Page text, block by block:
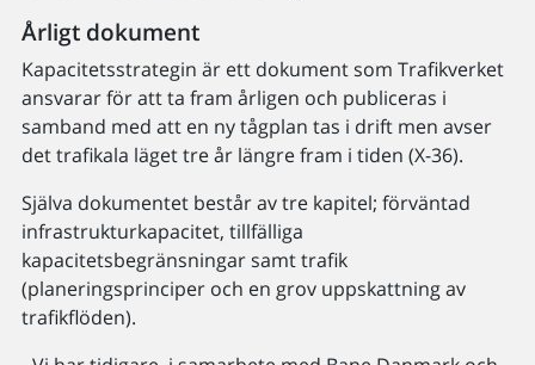
Årligt dokument
Kapacitetsstrategin är ett dokument som Trafikverket
ansvarar för att ta fram årligen och publiceras i
samband med att en ny tågplan tas i drift men avser
det trafikala läget tre år längre fram i tiden (X-36).
Själva dokumentet består av tre kapitel; förväntad
infrastrukturkapacitet, tillfälliga
kapacitetsbegränsningar samt trafik
(planeringsprinciper och en grov uppskattning av
trafikflöden).